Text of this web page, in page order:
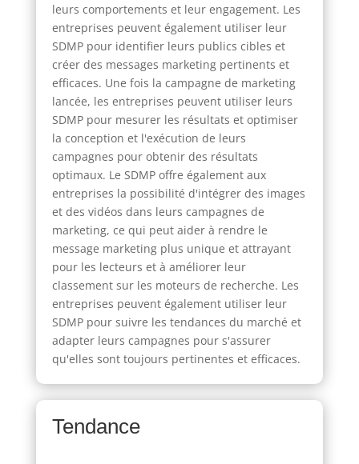
leurs comportements et leur engagement. Les
entreprises peuvent également utiliser leur
SDMP pour identifier leurs publics cibles et
créer des messages marketing pertinents et
efficaces. Une fois la campagne de marketing
lancée, les entreprises peuvent utiliser leurs
SDMP pour mesurer les résultats et optimiser
la conception et l'exécution de leurs
campagnes pour obtenir des résultats
optimaux. Le SDMP offre également aux
entreprises la possibilité d'intégrer des images
et des vidéos dans leurs campagnes de
marketing, ce qui peut aider à rendre le
message marketing plus unique et attrayant
pour les lecteurs et à améliorer leur
classement sur les moteurs de recherche. Les
entreprises peuvent également utiliser leur
SDMP pour suivre les tendances du marché et
adapter leurs campagnes pour s'assurer
qu'elles sont toujours pertinentes et efficaces.
Tendance